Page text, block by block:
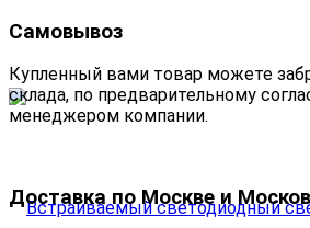
Самовывоз
Купленный вами товар можете
склада, по предварительному
менеджером компании.
Доставка по Москве и